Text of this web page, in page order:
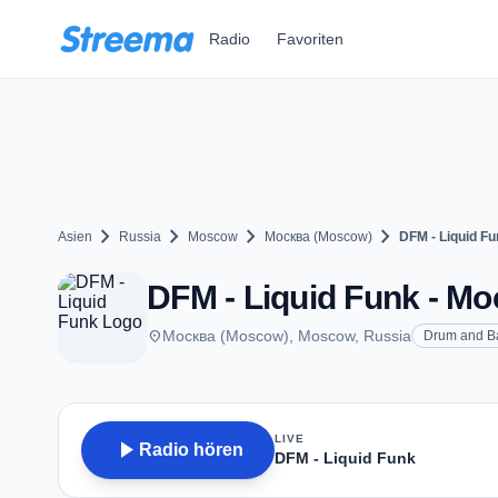
Radio Favoriten
Asien chevron_right Russia chevron_right Moscow chevron_right Москва (Moscow) chevron_right DFM - Liquid
DFM - Liquid Funk -
placeМосква (Moscow), Moscow, Russia Drum and
play_arrow Radio hören
LIVE
DFM - Liquid Funk